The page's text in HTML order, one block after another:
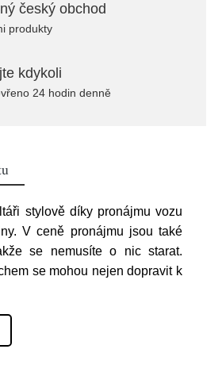
český obchod
produkty
kdykoli
24 hodin denně
stylově díky pronájmu vozu
V ceně pronájmu jsou také
se nemusíte o nic starat.
se mohou nejen dopravit k